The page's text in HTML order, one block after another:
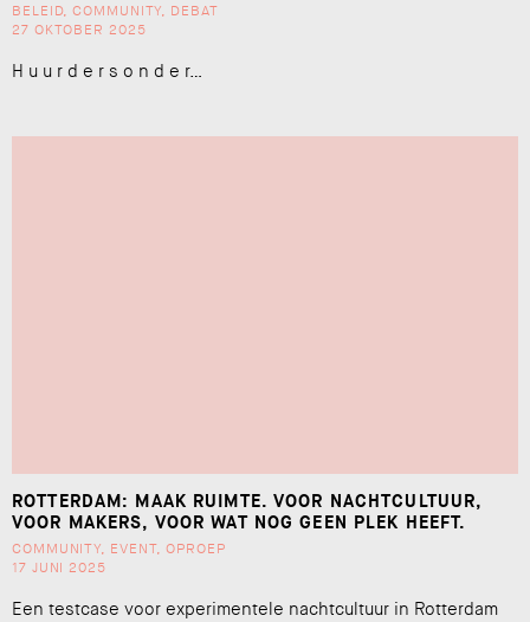
BELEID,COMMUNITY, DEBAT
27 OKTOBER 2025
H u u r d e r s o n d e r…
ROTTERDAM: MAAK RUIMTE. VOOR NACHTCULTUUR,
VOOR MAKERS, VOOR WAT NOG GEEN PLEK HEEFT.
COMMUNITY, EVENT,OPROEP
17 JUNI 2025
Een testcase voor experimentele nachtcultuur in Rotterdam